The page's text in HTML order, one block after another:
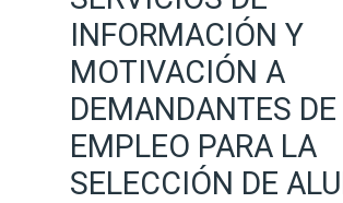
INFORMACIÓN Y
MOTIVACIÓN A
DEMANDANTES DE
EMPLEO PARA LA
SELECCIÓN DE